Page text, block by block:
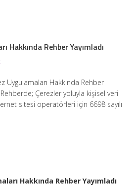
Hakkında Rehber Yayımladı
Uygulamaları Hakkında Rehber
Rehberde; Çerezler yoluyla kişisel veri
sitesi operatörleri için 6698 sayılı
Hakkında Rehber Yayımladı